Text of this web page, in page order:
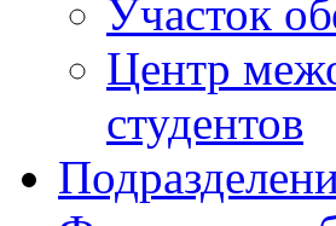
Участок
Центр
студентов